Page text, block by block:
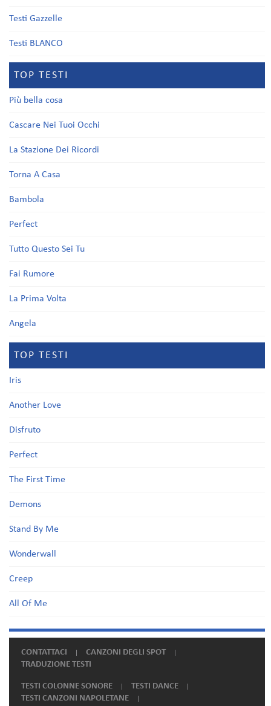
Testi Gazzelle
Testi BLANCO
TOP TESTI
Più bella cosa
Cascare Nei Tuoi Occhi
La Stazione Dei Ricordi
Torna A Casa
Bambola
Perfect
Tutto Questo Sei Tu
Fai Rumore
La Prima Volta
Angela
TOP TESTI
Iris
Another Love
Disfruto
Perfect
The First Time
Demons
Stand By Me
Wonderwall
Creep
All Of Me
CONTATTACI
CANZONI DEGLI SPOT
TRADUZIONE TESTI
TESTI COLONNE SONORE
TESTI DANCE
TESTI CANZONI NAPOLETANE